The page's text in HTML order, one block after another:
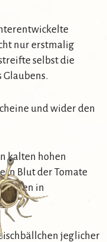
nur erstmalig
selbst die
und wider den
kalten hohen
Blut der Tomate
Erden in
jeglicher